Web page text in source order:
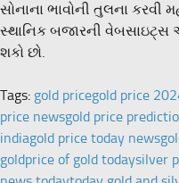
સોનાના ભાવોની તુલના કરવી
સ્થાનિક બજારની વેબસાઇટ્સ
શકો છો.
Tags: gold pricegold price
price newsgold price
indiagold price today news
goldprice of gold todaysilver